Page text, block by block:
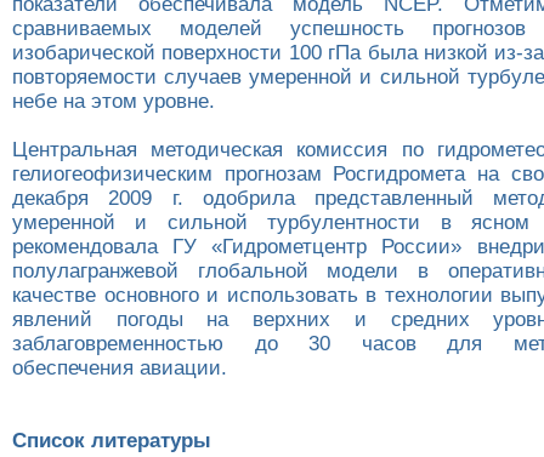
сравниваемых моделей успешность
изобарической поверхности 100 гПа была низкой из-
повторяемости случаев умеренной и сильной
небе на этом уровне.
Центральная методическая комиссия по
гелиогеофизическим прогнозам Росгидромета на
декабря 2009 г. одобрила представленный
умеренной и сильной турбулентности в
рекомендовала ГУ «Гидрометцентр России»
полулагранжевой глобальной модели в
качестве основного и использовать в технологии
явлений погоды на верхних и средних
заблаговременностью до 30 часов для
обеспечения авиации.
Список литературы